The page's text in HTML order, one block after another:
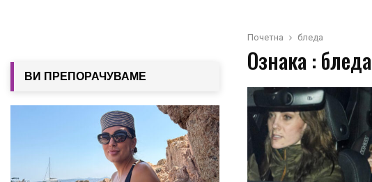
Почетна бледа
Ознака : бледа
ВИ ПРЕПОРАЧУВАМЕ